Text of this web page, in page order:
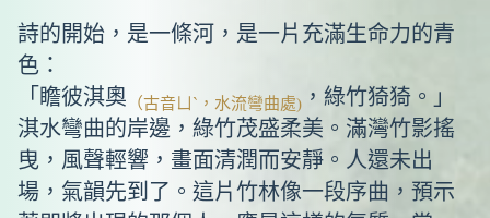
詩的開始，是一條河，是一片充滿生命力的青
色：
「瞻彼淇奧 （古音ㄩˋ，水流彎曲處) ，綠竹猗猗。」
淇水彎曲的岸邊，綠竹茂盛柔美。滿灣竹影搖
曳，風聲輕響，畫面清潤而安靜。人還未出
場，氣韻先到了。這片竹林像一段序曲，預示